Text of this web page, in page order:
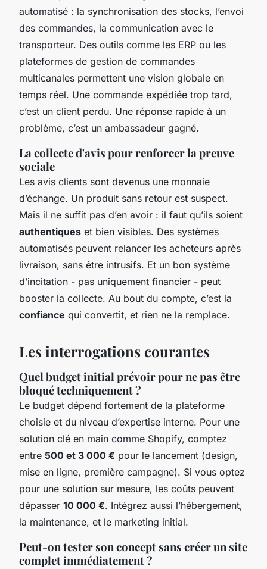
automatisé : la synchronisation des stocks, l’envoi
des commandes, la communication avec le
transporteur. Des outils comme les ERP ou les
plateformes de gestion de commandes
multicanales permettent une vision globale en
temps réel. Une commande expédiée trop tard,
c’est un client perdu. Une réponse rapide à un
problème, c’est un ambassadeur gagné.
La collecte d'avis pour renforcer la preuve
sociale
Les avis clients sont devenus une monnaie
d’échange. Un produit sans retour est suspect.
Mais il ne suffit pas d’en avoir : il faut qu’ils soient
authentiques et bien visibles. Des systèmes
automatisés peuvent relancer les acheteurs après
livraison, sans être intrusifs. Et un bon système
d’incitation - pas uniquement financier - peut
booster la collecte. Au bout du compte, c’est la
confiance qui convertit, et rien ne la remplace.
Les interrogations courantes
Quel budget initial prévoir pour ne pas être
bloqué techniquement ?
Le budget dépend fortement de la plateforme
choisie et du niveau d’expertise interne. Pour une
solution clé en main comme Shopify, comptez
entre 500 et 3 000 € pour le lancement (design,
mise en ligne, première campagne). Si vous optez
pour une solution sur mesure, les coûts peuvent
dépasser 10 000 €. Intégrez aussi l’hébergement,
la maintenance, et le marketing initial.
Peut-on tester son concept sans créer un site
complet immédiatement ?